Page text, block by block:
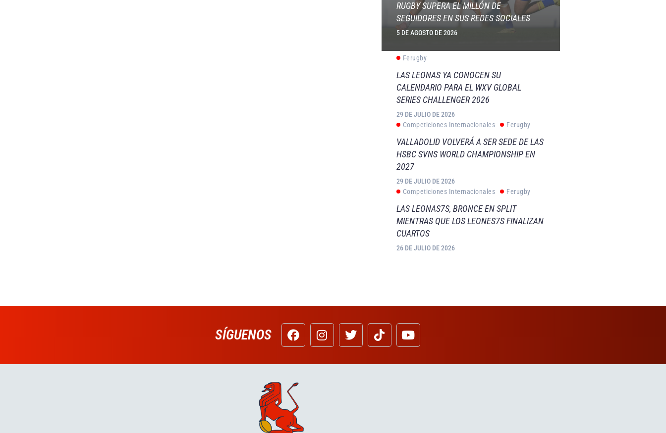
RUGBY SUPERA EL MILLÓN DE
SEGUIDORES EN SUS REDES SOCIALES
5 DE AGOSTO DE 2026
Ferugby
LAS LEONAS YA CONOCEN SU
CALENDARIO PARA EL WXV GLOBAL
SERIES CHALLENGER 2026
29 DE JULIO DE 2026
Competiciones Internacionales
Ferugby
VALLADOLID VOLVERÁ A SER SEDE DE LAS
HSBC SVNS WORLD CHAMPIONSHIP EN
2027
29 DE JULIO DE 2026
Competiciones Internacionales
Ferugby
LAS LEONAS7S, BRONCE EN SPLIT
MIENTRAS QUE LOS LEONES7S FINALIZAN
CUARTOS
26 DE JULIO DE 2026
SÍGUENOS